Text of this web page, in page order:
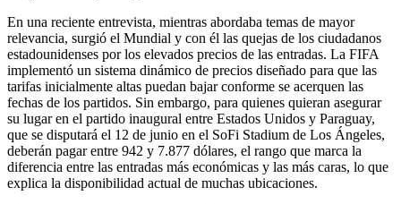
En una reciente entrevista, mientras abordaba temas de mayor
relevancia, surgió el Mundial y con él las quejas de los ciudadanos
estadounidenses por los elevados precios de las entradas. La FIFA
implementó un sistema dinámico de precios diseñado para que las
tarifas inicialmente altas puedan bajar conforme se acerquen las
fechas de los partidos. Sin embargo, para quienes quieran asegurar
su lugar en el partido inaugural entre Estados Unidos y Paraguay,
que se disputará el 12 de junio en el SoFi Stadium de Los Ángeles,
deberán pagar entre 942 y 7.877 dólares, el rango que marca la
diferencia entre las entradas más económicas y las más caras, lo que
explica la disponibilidad actual de muchas ubicaciones.